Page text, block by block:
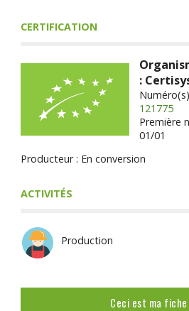
CERTIFICATION
:
121775
Première
01/01
Producteur : En conversion
ACTIVITÉS
Production
Ceci est ma fiche